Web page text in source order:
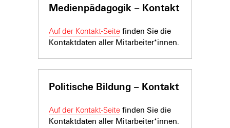
Medienpädagogik – Kontakt
Auf der Kontakt-Seite finden Sie die
Kontaktdaten aller Mitarbeiter*innen.
Politische Bildung – Kontakt
Auf der Kontakt-Seite finden Sie die
Kontaktdaten aller Mitarbeiter*innen.